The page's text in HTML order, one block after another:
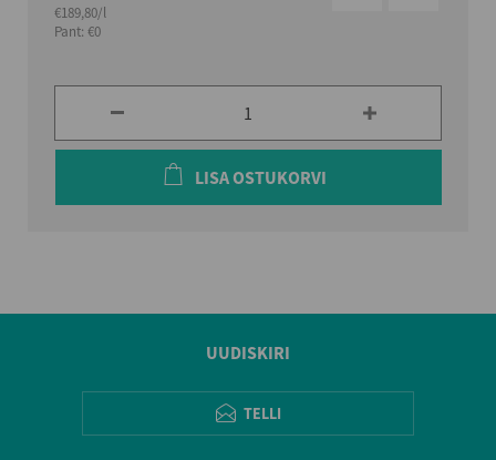
€189,80/l
Pant: €0
LISA OSTUKORVI
UUDISKIRI
TELLI